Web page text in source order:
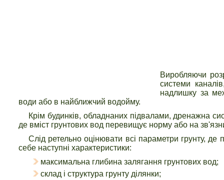
Виробляючи
системи
надлишку за
води або в найближчий водойму.
Крім будинків, обладнаних підвалами, дренажна
де вміст грунтових вод перевищує норму або на
Слід ретельно оцінювати всі параметри грунту,
себе наступні характеристики:
максимальна глибина залягання грунтових вод;
склад і структура грунту ділянки;